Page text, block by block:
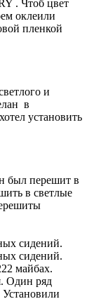
. Чтоб цвет
оклеили
пленкой
и
в
установить
был перешит в
в светлые
сидений.
сидений.
майбах.
Один ряд